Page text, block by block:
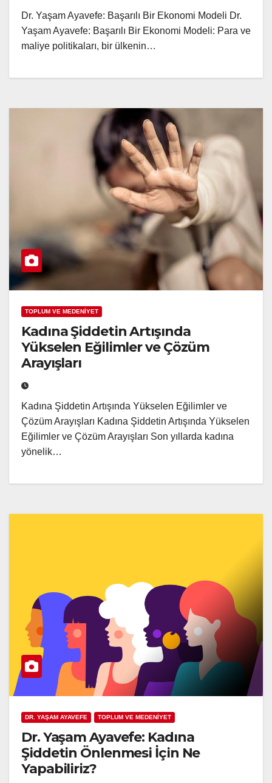
Dr. Yaşam Ayavefe: Başarılı Bir Ekonomi Modeli Dr.
Yaşam Ayavefe: Başarılı Bir Ekonomi Modeli: Para ve
maliye politikaları, bir ülkenin…
TOPLUM VE MEDENİYET
Kadına Şiddetin Artışında
Yükselen Eğilimler ve Çözüm
Arayışları
Kadına Şiddetin Artışında Yükselen Eğilimler ve
Çözüm Arayışları Kadına Şiddetin Artışında Yükselen
Eğilimler ve Çözüm Arayışları Son yıllarda kadına
yönelik…
DR. YAŞAM AYAVEFE TOPLUM VE MEDENİYET
Dr. Yaşam Ayavefe: Kadına
Şiddetin Önlenmesi İçin Ne
Yapabiliriz?